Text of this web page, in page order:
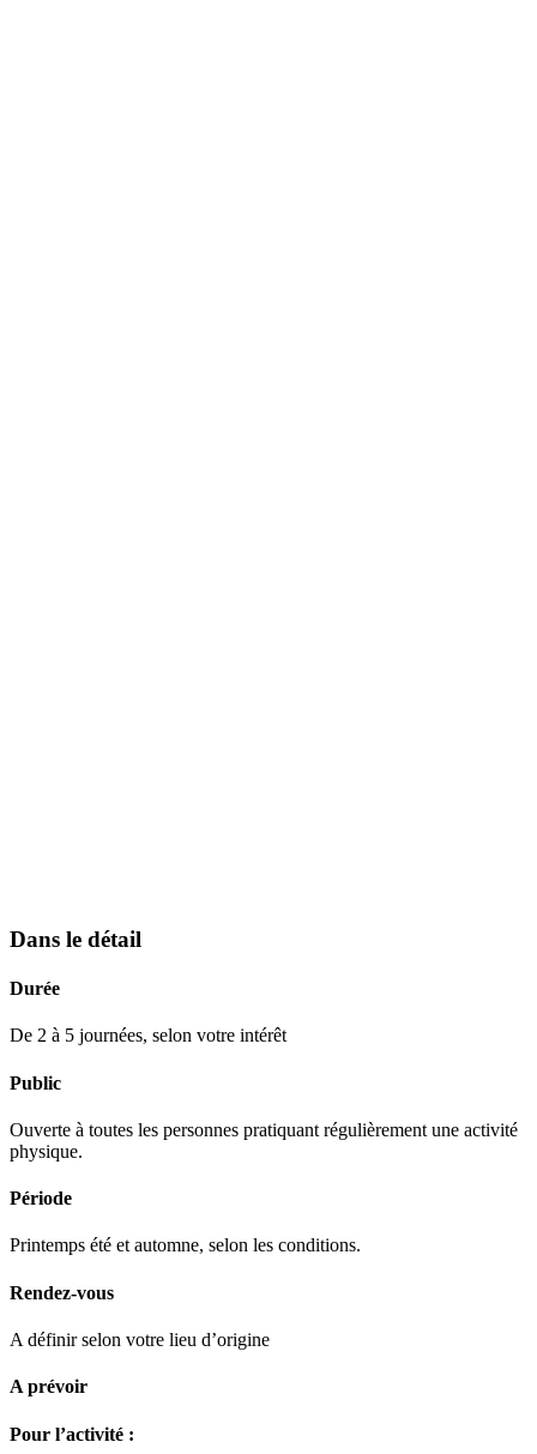
Dans le détail
Durée
De 2 à 5 journées, selon votre intérêt
Public
Ouverte à toutes les personnes pratiquant régulièrement une activité
physique.
Période
Printemps été et automne, selon les conditions.
Rendez-vous
A définir selon votre lieu d’origine
A prévoir
Pour l’activité :